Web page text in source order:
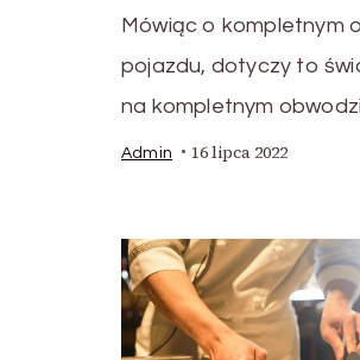
Mówiąc o kompletnym
pojazdu, dotyczy to
na kompletnym
Admin 16 lipca 2022